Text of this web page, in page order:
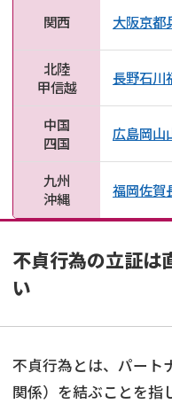
関西 大阪京都
北陸
甲信越
長野石川
中国
四国
広島岡山
九州
沖縄
福岡佐賀
不貞行為の立証は
い
不貞行為とは、パート
関係）を結ぶことを指